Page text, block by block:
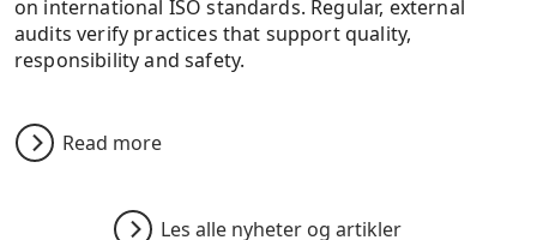
on international ISO standards. Regular, external
audits verify practices that support quality,
responsibility and safety.
Read more
Les alle nyheter og artikler